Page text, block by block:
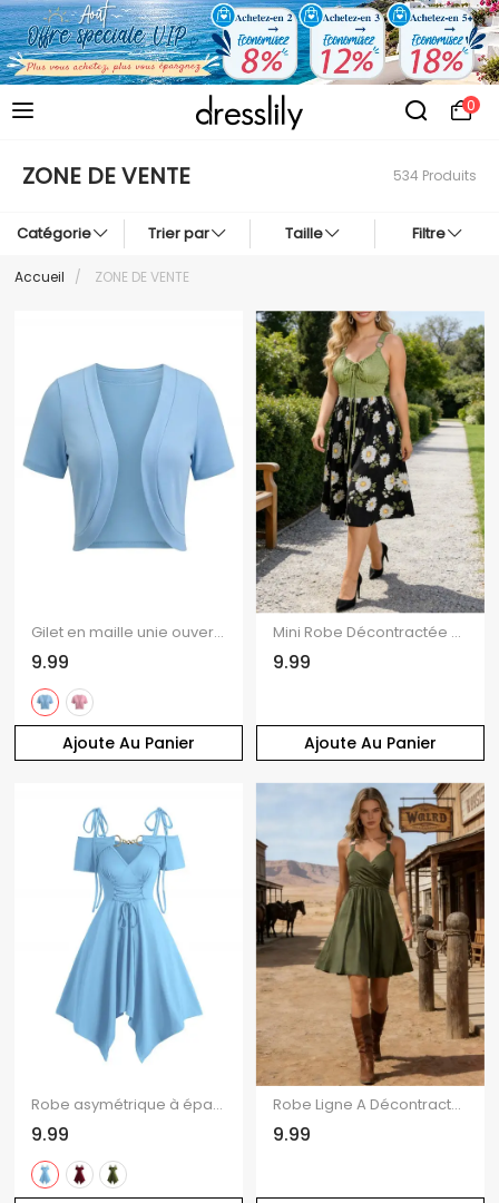
0
ZONE DE VENTE 534 Produits
Catégorie Trier par Taille Filtre
Accueil / ZONE DE VENTE
Ajoute Au Panier
Gilet en maille unie ouvert sur le devant
9.99
Ajoute Au Panier
Mini Robe Décontractée à Imprimé Feuille Marguerite à Taille Haute en Blocs de Couleurs à Lacets
9.99
Robe asymétrique à épaules dénudées et lacets, nœud à nouer à l'épaule, chaîne, couleur unie, manches courtes
9.99
Robe Ligne A Décontractée à Bretelle Croisée Papillon en Couleur Unie à Taille Haute
9.99